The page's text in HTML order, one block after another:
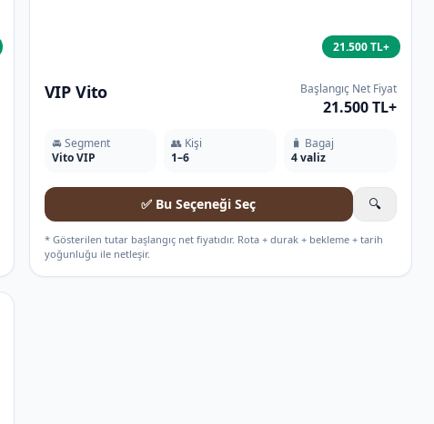
21.500 TL+
VIP Vito Başlangıç Net Fiyat
21.500 TL+
🚘 Segment
Vito VIP
👥 Kişi
1–6
🧳 Bagaj
4 valiz
✅ Bu Seçeneği Seç 🔍
* Gösterilen tutar başlangıç net fiyatıdır. Rota + durak + bekleme + tarih
yoğunluğu ile netleşir.